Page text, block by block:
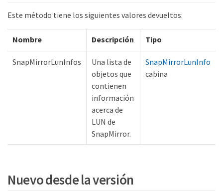
Este método tiene los siguientes valores devueltos:
Nombre Descripción Tipo
SnapMirrorLunInfos
Una lista de
objetos que
contienen
información
acerca de
LUN de
SnapMirror.
SnapMirrorLunInfo
cabina
Nuevo desde la versión